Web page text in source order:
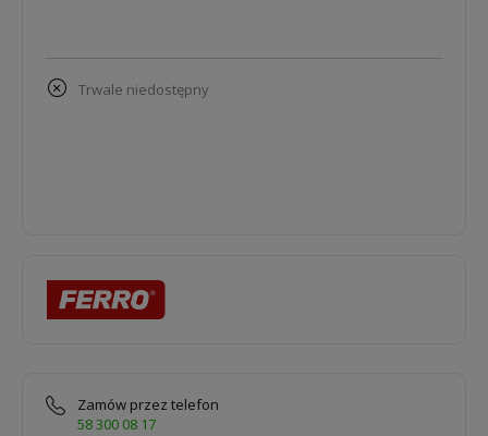
trwale niedostępny
Zamów przez telefon
58 300 08 17